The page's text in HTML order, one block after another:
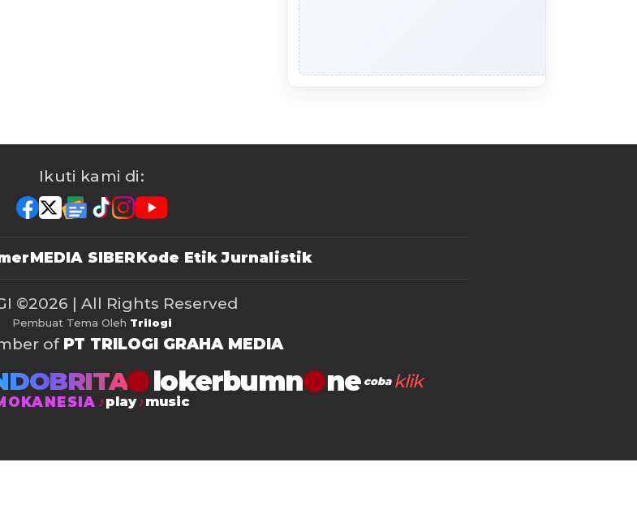
Ikuti kami di:
MEDIA SIBERKode Etik Jurnalistik
©2026 | All Rights Reserved
Pembuat Tema Oleh Trilogi
of PT TRILOGI GRAHA MEDIA
lokerbumn coba klik
play music